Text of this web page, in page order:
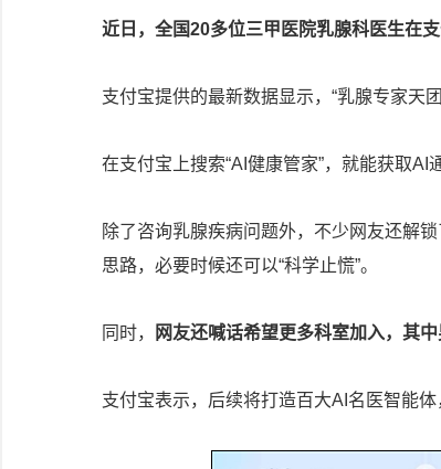
近日，全国20多位三甲医院乳腺科医生在
支付宝提供的最新数据显示，“乳腺专家天
在支付宝上搜索“AI健康管家”，就能获取AI
除了咨询乳腺疾病问题外，不少网友还解
思路，必要时候还可以“科学止慌”。
同时， 网友还喊话希望更多科室加入，其
支付宝表示，后续将打造百大AI名医智能体